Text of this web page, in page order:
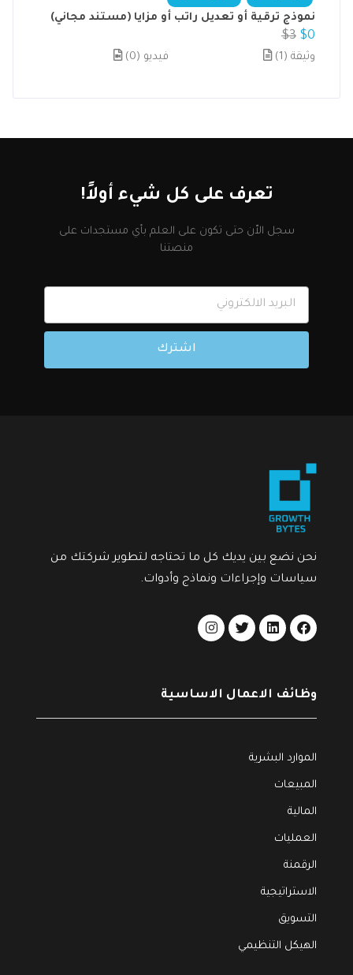
نموذج ترقية أو تعديل راتب أو مزايا (مستند مجاني)
$3 $0
(0) فيديو (1) وثيقة
تعرف على كل شيء أولاً!
سجل الاّن حتى تكون على العلم بأي مستجدات على
منصتنا
اشترك
نحن نضع بين يديك كل ما تحتاجه لتطوير شركتك من
سياسات وإجراءات ونماذج وأدوات.
وظائف الاعمال الاساسية
الموارد البشرية
المبيعات
المالية
العمليات
الرقمنة
الاستراتيجية
التسويق
الهيكل التنظيمي